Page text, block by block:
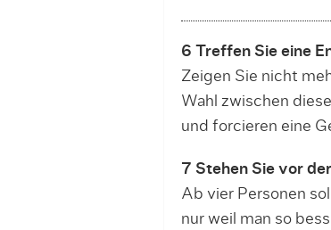
6 Treffen Sie eine
Zeigen Sie nicht
Wahl zwischen
und forcieren eine
7 Stehen Sie vor
Ab vier Personen
nur weil man so